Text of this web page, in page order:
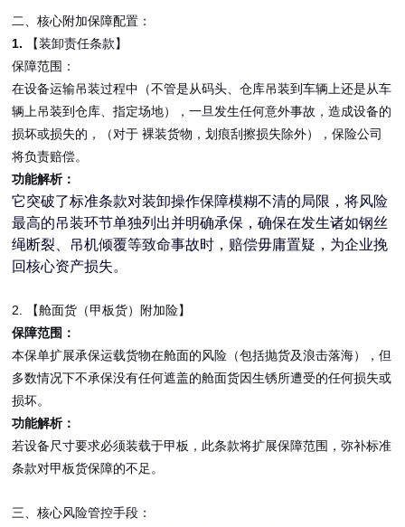
二、核心附加保障配置：
1.
【装卸责任条款】
保障范围：
在设备运输吊装过程中（不管是从码头、仓库吊装到车辆上还是从车
辆上吊装到仓库、指定场地），一旦发生任何意外事故，造成设备的
损坏或损失的，（对于 裸装货物，划痕刮擦损失除外），保险公司
将负责赔偿。
功能解析：
它突破了标准条款对装卸操作保障模糊不清的局限，将风险
最高的吊装环节单独列出并明确承保，确保在发生诸如钢丝
绳断裂、吊机倾覆等致命事故时，赔偿毋庸置疑，为企业挽
回核心资产损失。
2.
【舱面货（甲板货）附加险】
保障范围：
本保单扩展承保运载货物在舱面的风险（包括抛货及浪击落海），但
多数情况下不承保没有任何遮盖的舱面货因生锈所遭受的任何损失或
损坏。
功能解析：
若设备尺寸要求必须装载于甲板，此条款将扩展保障范围，弥补标准
条款对甲板货保障的不足。
三、核心风险管控手段：